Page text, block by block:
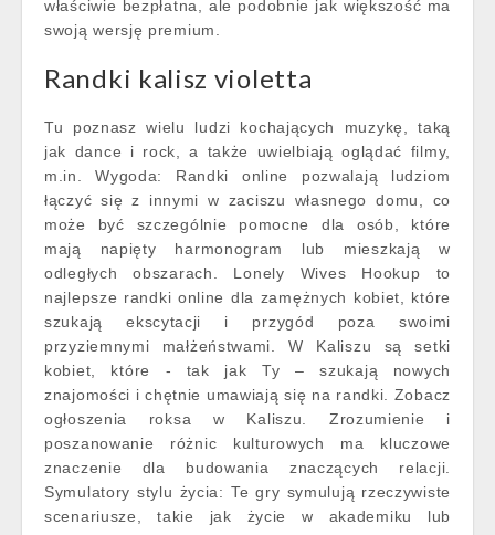
właściwie bezpłatna, ale podobnie jak większość ma
swoją wersję premium.
Randki kalisz violetta
Tu poznasz wielu ludzi kochających muzykę, taką
jak dance i rock, a także uwielbiają oglądać filmy,
m.in. Wygoda: Randki online pozwalają ludziom
łączyć się z innymi w zaciszu własnego domu, co
może być szczególnie pomocne dla osób, które
mają napięty harmonogram lub mieszkają w
odległych obszarach. Lonely Wives Hookup to
najlepsze randki online dla zamężnych kobiet, które
szukają ekscytacji i przygód poza swoimi
przyziemnymi małżeństwami. W Kaliszu są setki
kobiet, które - tak jak Ty – szukają nowych
znajomości i chętnie umawiają się na randki. Zobacz
ogłoszenia roksa w Kaliszu. Zrozumienie i
poszanowanie różnic kulturowych ma kluczowe
znaczenie dla budowania znaczących relacji.
Symulatory stylu życia: Te gry symulują rzeczywiste
scenariusze, takie jak życie w akademiku lub